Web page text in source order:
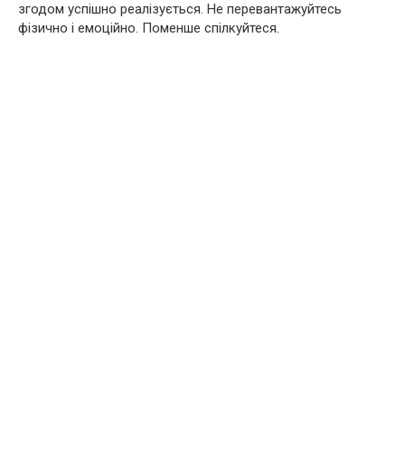
згодом успішно реалізується. Не перевантажуйтесь
фізично і емоційно. Поменше спілкуйтеся.